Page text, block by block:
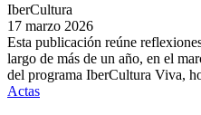
IberCultura
17 marzo 2026
Esta publicación reúne
largo de más de un año, en el
del programa IberCultura Viva,
Actas